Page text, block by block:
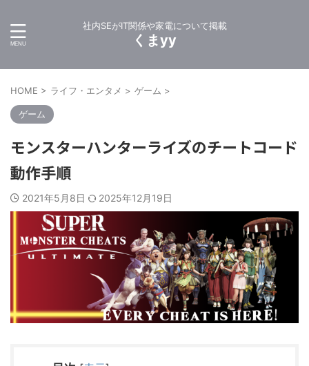
社内SEがIT関係や家電について掲載
くまyy
HOME > ライフ・エンタメ > ゲーム >
ゲーム
モンスターハンターライズのチートコード
動作手順
2021年5月8日 2025年12月19日